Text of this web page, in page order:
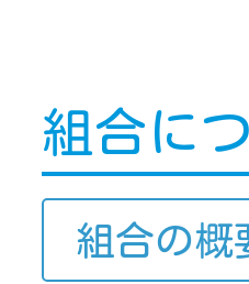
組合に
組合の概